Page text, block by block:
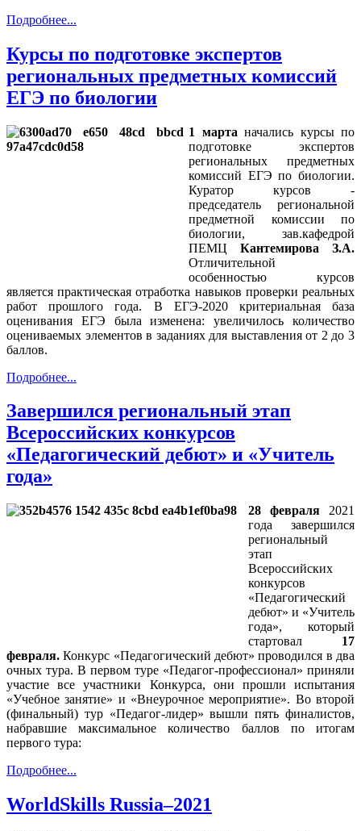
Подробнее...
Курсы по подготовке экспертов
региональных предметных комиссий
ЕГЭ по биологии
1 марта начались курсы по
подготовке экспертов
региональных предметных
комиссий ЕГЭ по биологии.
Куратор курсов -
председатель региональной
предметной комиссии по
биологии, зав.кафедрой
ПЕМЦ Кантемирова З.А.
Отличительной
особенностью курсов
является практическая отработка навыков проверки реальных
работ прошлого года. В ЕГЭ-2020 критериальная база
оценивания ЕГЭ была изменена: увеличилось количество
оцениваемых элементов в заданиях для выставления от 2 до 3
баллов.
Подробнее...
Завершился региональный этап
Всероссийских конкурсов
«Педагогический дебют» и «Учитель
года»
28 февраля 2021
года завершился
региональный
этап
Всероссийских
конкурсов
«Педагогический
дебют» и «Учитель
года», который
стартовал 17
февраля.Конкурс «Педагогический дебют» проводился в два
очных тура. В первом туре «Педагог-профессионал» приняли
участие все участники Конкурса, они прошли испытания
«Учебное занятие» и «Внеурочное мероприятие». Во второй
(финальный) тур «Педагог-лидер» вышли пять финалистов,
набравшие максимальное количество баллов по итогам
первого тура:
Подробнее...
WorldSkills Russia–2021